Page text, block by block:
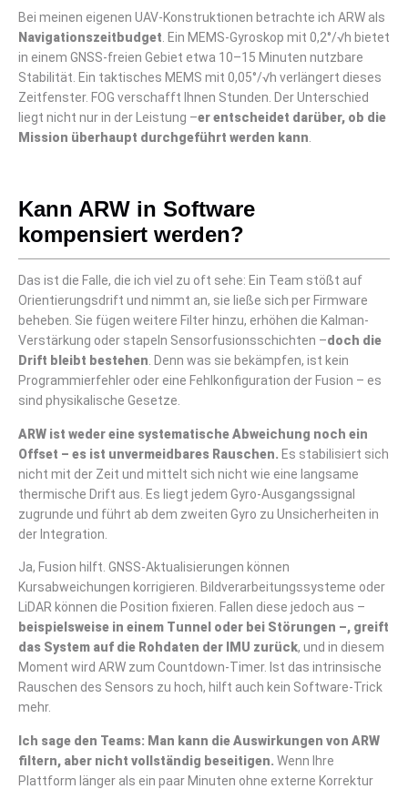
Bei meinen eigenen UAV-Konstruktionen betrachte ich ARW als
Navigationszeitbudget . Ein MEMS-Gyroskop mit 0,2°/√h bietet
in einem GNSS-freien Gebiet etwa 10–15 Minuten nutzbare
Stabilität. Ein taktisches MEMS mit 0,05°/√h verlängert dieses
Zeitfenster. FOG verschafft Ihnen Stunden. Der Unterschied
liegt nicht nur in der Leistung –er entscheidet darüber, ob die
Mission überhaupt durchgeführt werden kann
Kann ARW in Software
kompensiert werden?
Das ist die Falle, die ich viel zu oft sehe: Ein Team stößt auf
Orientierungsdrift und nimmt an, sie ließe sich per Firmware
beheben. Sie fügen weitere Filter hinzu, erhöhen die Kalman-
Verstärkung oder stapeln Sensorfusionsschichten –doch die
Drift bleibt bestehen. Denn was sie bekämpfen, ist kein
Programmierfehler oder eine Fehlkonfiguration der Fusion – es
sind physikalische Gesetze.
ARW ist weder eine systematische Abweichung noch ein
Offset – es ist unvermeidbares Rauschen. Es stabilisiert sich
nicht mit der Zeit und mittelt sich nicht wie eine langsame
thermische Drift aus. Es liegt jedem Gyro-Ausgangssignal
zugrunde und führt ab dem zweiten Gyro zu Unsicherheiten in
der Integration.
Ja, Fusion hilft. GNSS-Aktualisierungen können
Kursabweichungen korrigieren. Bildverarbeitungssysteme oder
LiDAR können die Position fixieren. Fallen diese jedoch aus –
beispielsweise in einem Tunnel oder bei Störungen –, greift
das System auf die Rohdaten der IMU zurück, und in diesem
Moment wird ARW zum Countdown-Timer. Ist das intrinsische
Rauschen des Sensors zu hoch, hilft auch kein Software-Trick
mehr.
Ich sage den Teams: Man kann die Auswirkungen von ARW
filtern, aber nicht vollständig beseitigen. Wenn Ihre
Plattform länger als ein paar Minuten ohne externe Korrektur